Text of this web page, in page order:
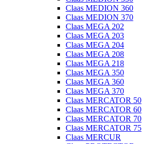
Claas MEDION 360
Claas MEDION 370
Claas MEGA 202
Claas MEGA 203
Claas MEGA 204
Claas MEGA 208
Claas MEGA 218
Claas MEGA 350
Claas MEGA 360
Claas MEGA 370
Claas MERCATOR 50
Claas MERCATOR 60
Claas MERCATOR 70
Claas MERCATOR 75
Claas MERCUR